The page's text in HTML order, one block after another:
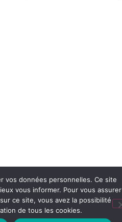
vos données personnelles. Ce site
vous informer. Pour vous assurer
ce site, vous avez la possibilité
de tous les cookies.